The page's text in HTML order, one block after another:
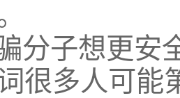
分子想更安
很多人可能